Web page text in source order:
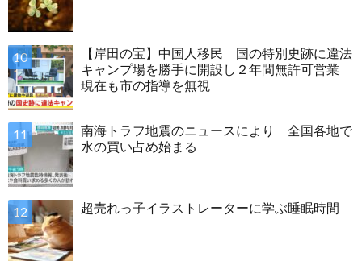
【岸田の宝】中国人移民 国の特別史跡に違法
キャンプ場を勝手に開設し２年間無許可営業
現在も市の指導を無視
南海トラフ地震のニュースにより 全国各地で
水の買い占め始まる
超売れっ子イラストレーターに学ぶ睡眠時間